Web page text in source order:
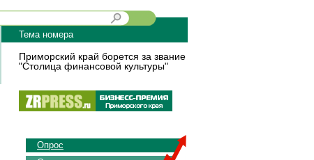
Тема номера
Приморский край борется за звание
"Столица финансовой культуры"
Опрос